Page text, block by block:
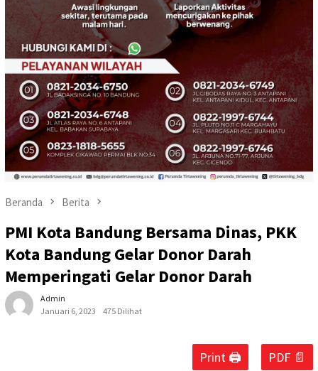
Beranda Berita
PMI Kota Bandung Bersama Dinas, PKK
Kota Bandung Gelar Donor Darah
Memperingati Gelar Donor Darah
Admin
Januari 6, 2023
475 Dilihat
Print 🖨 PDF 📄